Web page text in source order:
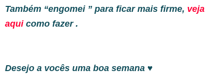
Também “engomei ” para ficar mais firme, veja
aquicomo fazer .
Desejo a vocês uma boa semana ♥